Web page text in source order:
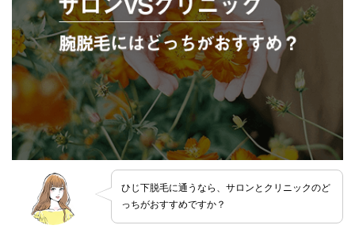
ひじ下脱毛に通うなら、サロンとクリニックのど
っちがおすすめですか？